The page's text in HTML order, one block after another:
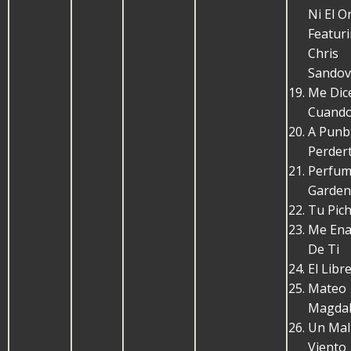
Ni El
Chris
Me
A
Tu
Me
De Ti
El Libre
Mateo
Un Mal
Viento